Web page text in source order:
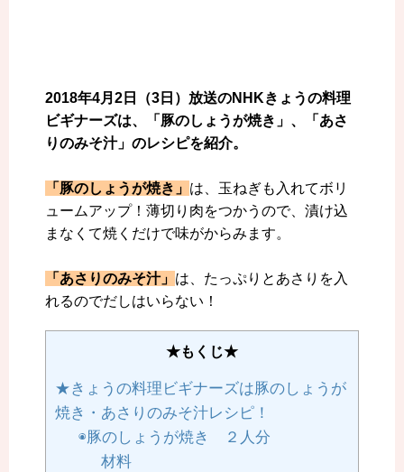
2018年4月2日（3日）放送のNHKきょうの料理
ビギナーズは、「豚のしょうが焼き」、「あさ
りのみそ汁」のレシピを紹介。
「豚のしょうが焼き」 は、玉ねぎも入れてボリ
ュームアップ！薄切り肉をつかうので、漬け込
まなくて焼くだけで味がからみます。
「あさりのみそ汁」 は、たっぷりとあさりを入
れるのでだしはいらない！
★もくじ★
★きょうの料理ビギナーズは豚のしょうが
焼き・あさりのみそ汁レシピ！
◉豚のしょうが焼き ２人分
材料